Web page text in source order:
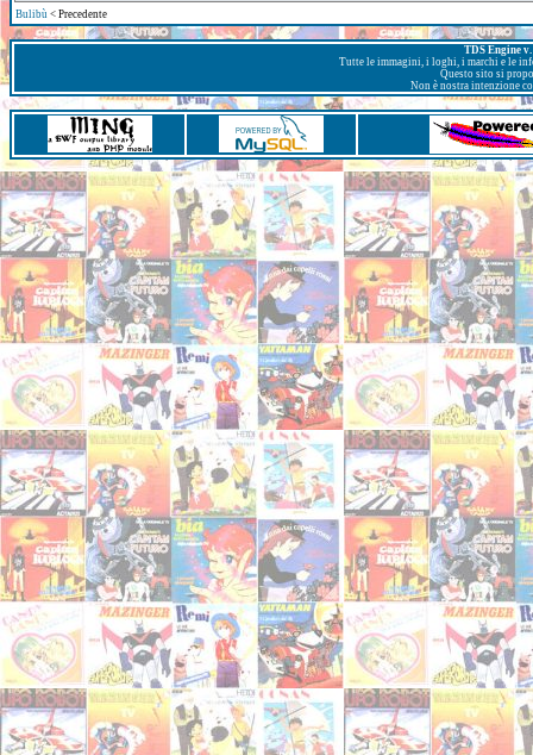
Bulibù < Precedente
TDS Engine
Tutte le immagini, i loghi, i marchi e le
Questo sito si
Non è nostra intenzione